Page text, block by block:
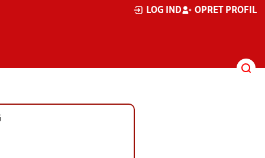
LOG IND OPRET PROFIL